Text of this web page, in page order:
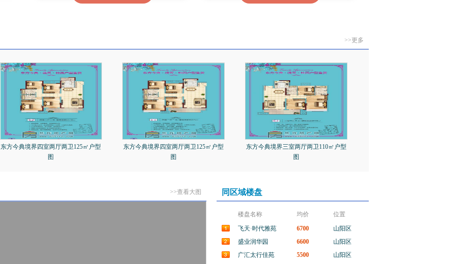
>>更多
东方今典境界四室两厅两卫125㎡户型
图
东方今典境界四室两厅两卫125㎡户型
图
东方今典境界三室两厅两卫110㎡户型
图
>>查看大图 同区域楼盘
楼盘名称 均价
位置
飞天·时代雅苑
6700
山阳区
盛业润华园
6600
山阳区
广汇太行佳苑
5500
山阳区